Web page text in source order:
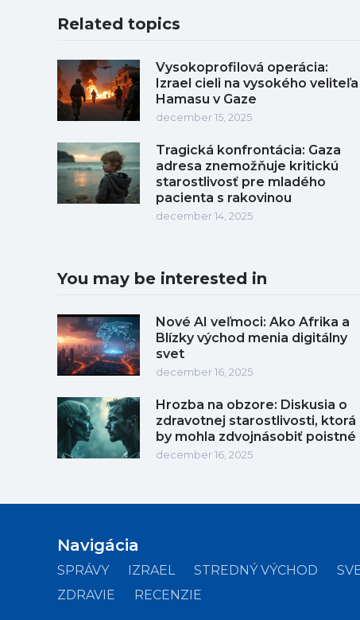
Related topics
Vysokoprofilová operácia:
Izrael cieli na vysokého veliteľa
Hamasu v Gaze
december 15, 2025
Tragická konfrontácia: Gaza
adresa znemožňuje kritickú
starostlivosť pre mladého
pacienta s rakovinou
december 14, 2025
You may be interested in
Nové AI veľmoci: Ako Afrika a
Blízky východ menia digitálny
svet
december 16, 2025
Hrozba na obzore: Diskusia o
zdravotnej starostlivosti, ktorá
by mohla zdvojnásobiť poistné
december 16, 2025
Navigácia
SPRÁVY IZRAEL STREDNÝ VÝCHOD
ZDRAVIE
RECENZIE